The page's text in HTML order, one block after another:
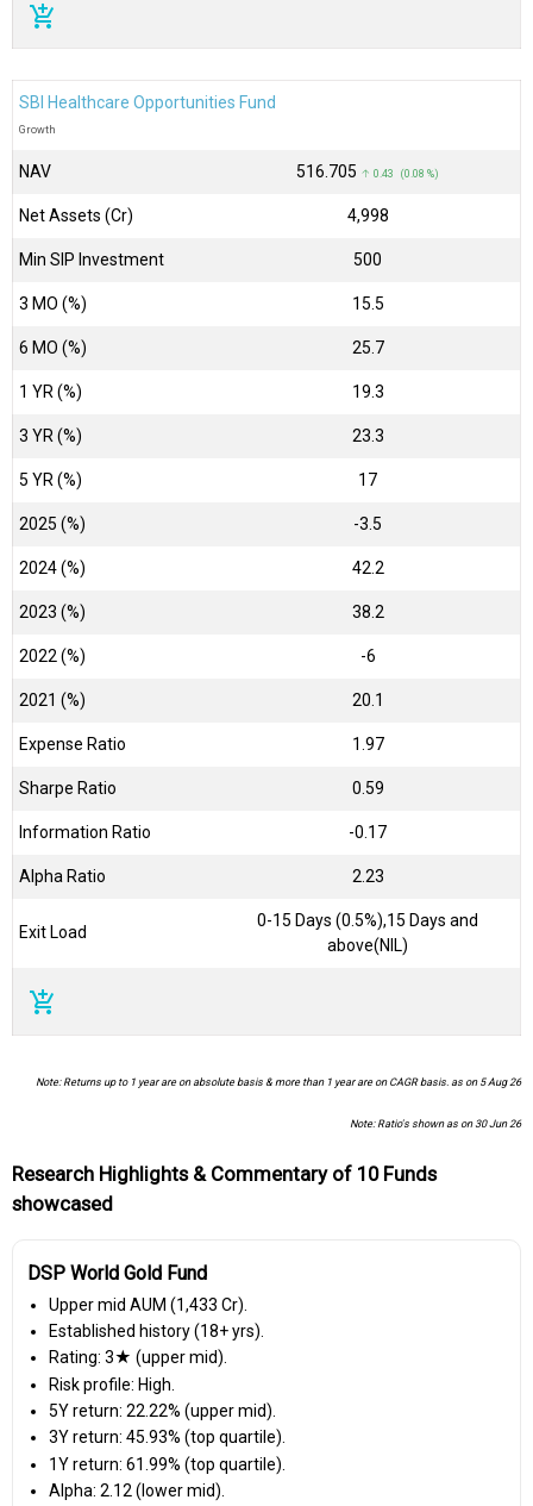
add_shopping_cart
SBI Healthcare Opportunities Fund
Growth
NAV ₹516.705 ↑ 0.43 (0.08 %)
Net Assets (Cr) ₹4,998
Min SIP Investment 500
3 MO (%) 15.5
6 MO (%) 25.7
1 YR (%) 19.3
3 YR (%) 23.3
5 YR (%) 17
2025 (%) -3.5
2024 (%) 42.2
2023 (%) 38.2
2022 (%) -6
2021 (%) 20.1
Expense Ratio 1.97
Sharpe Ratio 0.59
Information Ratio -0.17
Alpha Ratio 2.23
Exit Load
0-15 Days (0.5%),15 Days and
above(NIL)
add_shopping_cart
Note: Returns up to 1 year are on absolute basis & more than 1 year are on CAGR basis. as on 5 Aug 26
Note: Ratio's shown as on 30 Jun 26
Research Highlights & Commentary of 10 Funds
showcased
DSP World Gold Fund
Upper mid AUM (₹1,433 Cr).
Established history (18+ yrs).
Rating: 3★ (upper mid).
Risk profile: High.
5Y return: 22.22% (upper mid).
3Y return: 45.93% (top quartile).
1Y return: 61.99% (top quartile).
Alpha: 2.12 (lower mid).